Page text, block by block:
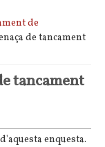
de
de tancament
tancament
enquesta.